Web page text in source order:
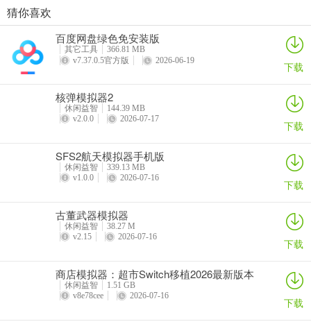
新手前期可多攒宝石开5农，完成成就清障碍、新手及官方活动任务，
钻石优先买工人。一个工人升级高级罐子，另一个新建建筑或升级大
本营。升到3本先修城堡，能要援兵气球打资源。打钱攻略也很实用，
选好杯段，避开强势防御塔，闪电不超一个，不刻意造兵复仇。充值
登录谷歌账号，点击商店对应物品即可。它亮点满满，能更快体验新
版本，活动有趣，玩法多样，带来超棒游玩过程。快来COC国际服，
开启你的策略对战之旅吧！
COC国际服打钱攻略
种资源，分别是金币，圣水，黑水。黑水的主要意义在于英雄的建造
和升级以及少数部队的建造和升级，黑水只对七本及七本以后的玩家
有用。圣水作用为一切进攻性建筑，普通部队的建造与升级的必需
品，通常前期都很富裕，后期比较匮乏，金币和气一样，全部级别玩
家都需要的资源，消耗量大约为同本数级别下，气消耗的4倍左右，对
于非rmb玩家及非大量rmb玩家，钱都是极其匮乏的资源。
可可修图免费版(coco cam)
详情
cocoppaplay官方正版
详情
cocoa新型肺炎app
椰羊cocogoat原神工具箱
猜你喜欢
百度网盘绿色免安装版
其它工具
366.81 MB
v7.37.0.5官方版
2026-06-19 下载
核弹模拟器2
休闲益智
144.39 MB
v2.0.0
2026-07-17 下载
SFS2航天模拟器手机版
休闲益智
339.13 MB
v1.0.0
2026-07-16 下载
古董武器模拟器
休闲益智
38.27 M
v2.15
2026-07-16 下载
商店模拟器：超市Switch移植2026最新版本
休闲益智
1.51 GB
v8e78cee
2026-07-16 下载